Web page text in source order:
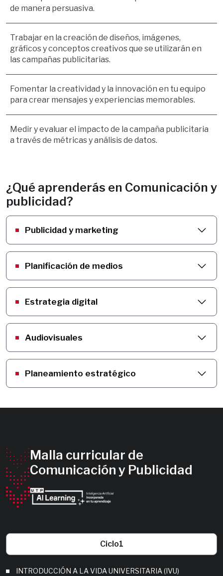
de manera persuasiva.
Trabajar en la creación de diseños, imágenes,
gráficos y conceptos creativos que se utilizarán en
las campañas publicitarias.
Fomentar la creatividad y la innovación en tu equipo
para crear mensajes y experiencias memorables.
Medir y evaluar el impacto de la campaña publicitaria
a través de métricas y análisis de datos.
¿Qué aprenderás en Comunicación y
publicidad?
Publicidad y marketing
Planificación de medios
Estrategia digital
Audiovisuales
Planeamiento estratégico
Malla curricular de
Comunicación y Publicidad
Ciclo1
INTRODUCCIÓN A LA VIDA UNIVERSITARIA (IVU)